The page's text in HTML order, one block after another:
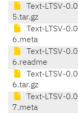
Text-LTSV-0.0
5.tar.gz
Text-LTSV-0.0
6.meta
Text-LTSV-0.0
6.readme
Text-LTSV-0.0
6.tar.gz
Text-LTSV-0.0
7.meta